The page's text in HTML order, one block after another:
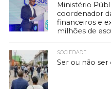
Ministério
coordenador
financeiros e
milhões de
SOCIEDADE
Ser ou não ser